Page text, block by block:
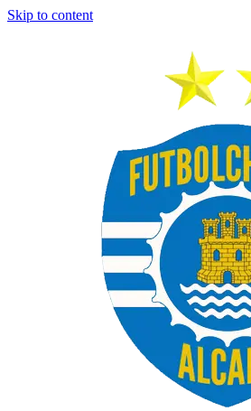
Skip to content